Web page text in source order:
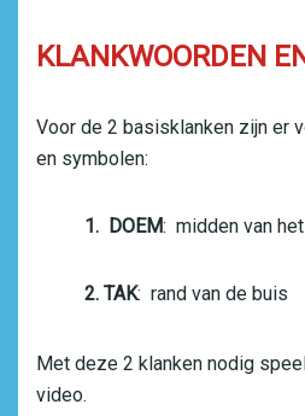
KLANKWOORDEN
Voor de 2 basisklanken zijn er
en symbolen:
1. DOEM: midden van
2. TAK: rand van de buis
Met deze 2 klanken nodig
video.